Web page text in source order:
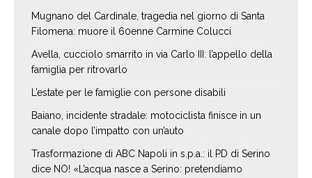
Mugnano del Cardinale, tragedia nel giorno di Santa
Filomena: muore il 60enne Carmine Colucci
Avella, cucciolo smarrito in via Carlo III: l’appello della
famiglia per ritrovarlo
L’estate per le famiglie con persone disabili
Baiano, incidente stradale: motociclista finisce in un
canale dopo l’impatto con un’auto
Trasformazione di ABC Napoli in s.p.a.: il PD di Serino
dice NO! «L’acqua nasce a Serino: pretendiamo